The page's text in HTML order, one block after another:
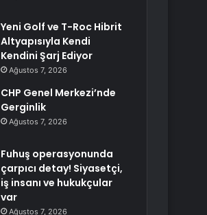
Yeni Golf ve T-Roc Hibrit
Altyapısıyla Kendi
Kendini Şarj Ediyor
Ağustos 7, 2026
CHP Genel Merkezi’nde
Gerginlik
Ağustos 7, 2026
Fuhuş operasyonunda
çarpıcı detay! Siyasetçi,
iş insanı ve hukukçular
var
Ağustos 7, 2026